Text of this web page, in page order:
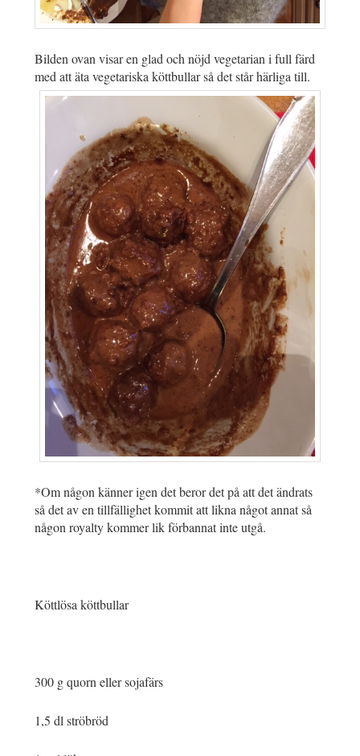
Bilden ovan visar en glad och nöjd vegetarian i full färd
med att äta vegetariska köttbullar så det står härliga till.
*Om någon känner igen det beror det på att det ändrats
så det av en tillfällighet kommit att likna något annat så
någon royalty kommer lik förbannat inte utgå.
Köttlösa köttbullar
300 g quorn eller sojafärs
1,5 dl ströbröd